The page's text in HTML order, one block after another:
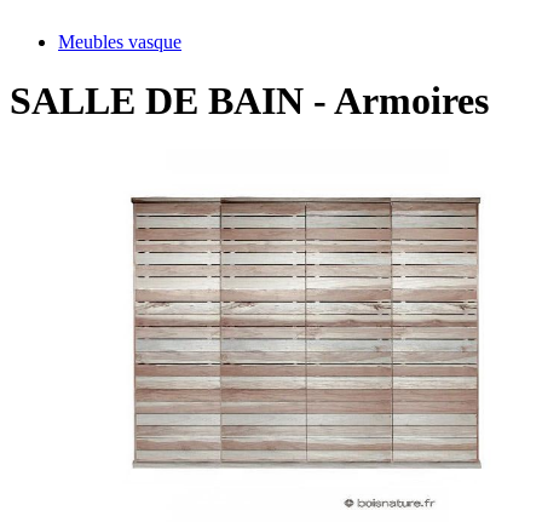
Meubles vasque
SALLE DE BAIN - Armoires